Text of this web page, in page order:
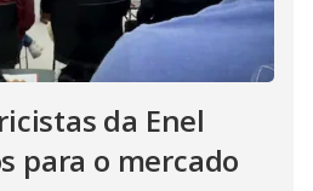
da Enel
para o mercado